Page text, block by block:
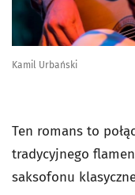
Kamil Urbański
Ten romans to
tradycyjnego
saksofonu